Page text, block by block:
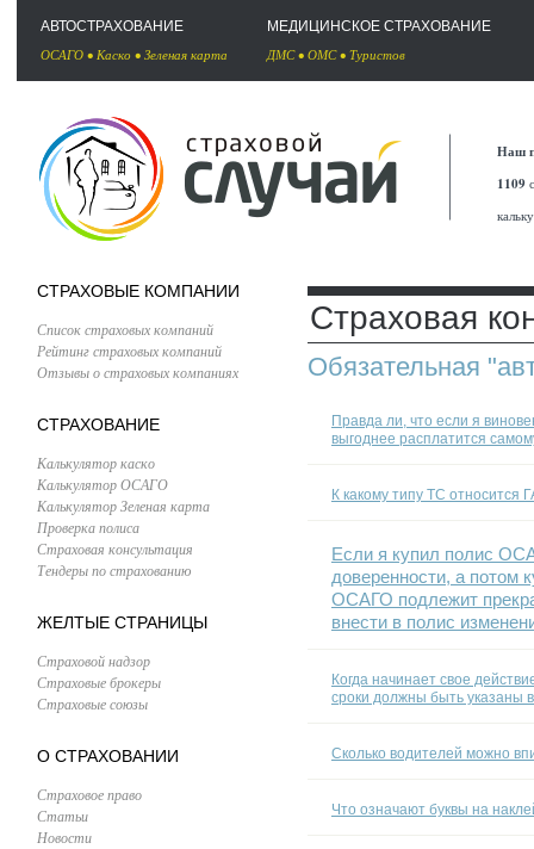
АВТОСТРАХОВАНИЕ
ОСАГО • Каско • Зеленая карта
МЕДИЦИНСКОЕ СТРАХОВАНИЕ
ДМС• ОМС• Туристов
Наш
1109
СТРАХОВЫЕ КОМПАНИИ
Список страховых компаний
Рейтинг страховых компаний
Отзывы о страховых компаниях
СТРАХОВАНИЕ
Калькулятор каско
Калькулятор ОСАГО
Калькулятор Зеленая карта
Проверка полиса
Страховая консультация
Тендеры по страхованию
ЖЕЛТЫЕ СТРАНИЦЫ
Страховой надзор
Страховые брокеры
Страховые союзы
О СТРАХОВАНИИ
Страховое право
Статьи
Новости
Страховая
Обязательная
Правда ли, что если я
выгоднее расплатится
К какому типу ТС относится
Если я купил полис
доверенности, а потом
ОСАГО подлежит
внести в полис
Когда начинает свое
сроки должны быть указаны
Сколько водителей можно
Что означают буквы на